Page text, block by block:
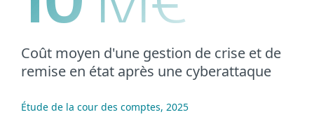
Coût moyen d'une gestion de crise et de
remise en état après une cyberattaque
Étude de la cour des comptes, 2025